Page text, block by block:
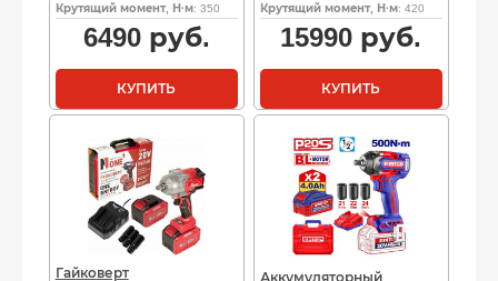
Крутящий момент, Н·м: 350
6490руб.
КУПИТЬ
Крутящий момент, Н·м: 420
15990 руб.
КУПИТЬ
Гайковерт
Аккумуляторный